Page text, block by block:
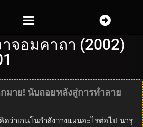
จอมคาถา (2002)
มาย! นับถอยหลังสู่การทำลาย
ว่าเกนโนกำลังวางแผนอะไรต่อไป นารุ